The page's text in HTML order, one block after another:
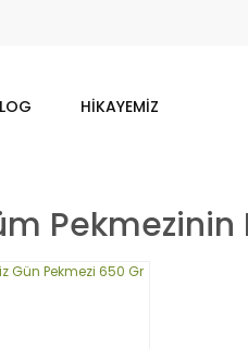
HIKAYEMIZ
Pekmezinin